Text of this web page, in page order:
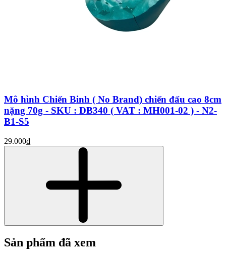
Mô hình Chiến Binh ( No Brand) chiến đấu cao 8cm
nặng 70g - SKU : DB340 ( VAT : MH001-02 ) - N2-
B1-S5
29.000₫
Sản phẩm đã xem